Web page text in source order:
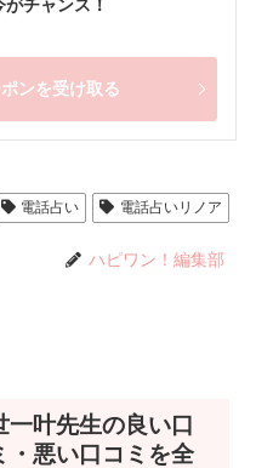
チャンス！
ンを受け取る
電話占い 電話占いリノア
ハピワン！編集部
一叶先生の良い口
・悪い口コミを全